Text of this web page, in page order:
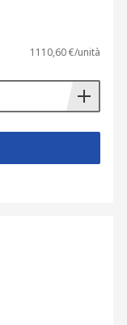
1110,60 €/unità